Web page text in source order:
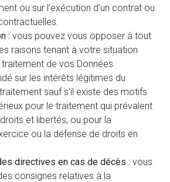
ou sur l’exécution d’un contrat ou
: vous pouvez vous opposer à tout
raisons tenant à votre situation
traitement de vos Données
sur les intérêts légitimes du
sauf s’il existe des motifs
pour le traitement qui prévalent
et libertés, ou pour la
ou la défense de droits en
directives en cas de décès : vous
consignes relatives à la